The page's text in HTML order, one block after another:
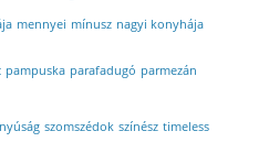
mennyei mínusz nagyi konyhája
pampuska parafadugó parmezán
szomszédok színész timeless